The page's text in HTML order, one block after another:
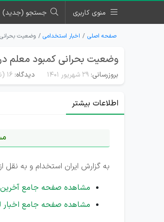
منوی کاربری جستجو (جدید)
صفحه اصلی اخبار استخدامی وضعیت
وضعیت بحرانی کمبود معلم
بروزرسانی: ۲۹ شهریور ۱۴۰۱ دیدگاه: 16
اطلاعات بیشتر
به گزارش ایران استخدام و به
مشاهده صفحه جامع آخرین
مشاهده صفحه جامع